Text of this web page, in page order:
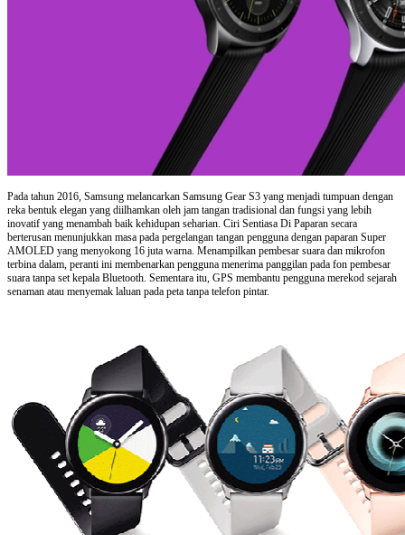
Pada tahun 2016, Samsung melancarkan Samsung Gear S3 yang menjadi tumpuan dengan
reka bentuk elegan yang diilhamkan oleh jam tangan tradisional dan fungsi yang lebih
inovatif yang menambah baik kehidupan seharian. Ciri Sentiasa Di Paparan secara
berterusan menunjukkan masa pada pergelangan tangan pengguna dengan paparan Super
AMOLED yang menyokong 16 juta warna. Menampilkan pembesar suara dan mikrofon
terbina dalam, peranti ini membenarkan pengguna menerima panggilan pada fon pembesar
suara tanpa set kepala Bluetooth. Sementara itu, GPS membantu pengguna merekod sejarah
senaman atau menyemak laluan pada peta tanpa telefon pintar.